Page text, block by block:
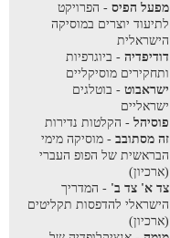
מפעל הפיס- הפרויקט
לתיעוד יוצרים במוסיקה
הישראלית
דודיפדיה- ביוגרפיות
ותחקירים מוסיקליים
ישראבוט- בוטלגים
ישראליים
פוסיהל- הקלטות נדירות
זה מסתובב- מוסיקה מימי
הבראשית של הפופ העברי
(ארכיון)
צד א' צד ב' - המדריך
הישראלי להדפסות תקליטים
(ארכיון)